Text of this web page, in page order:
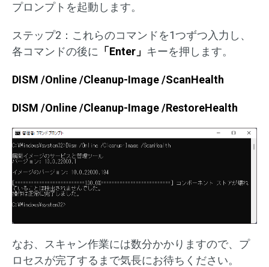
プロンプトを起動します。
ステップ2：これらのコマンドを1つずつ入力し、
各コマンドの後に 「Enter」 キーを押します。
DISM /Online /Cleanup-Image /ScanHealth
DISM /Online /Cleanup-Image /RestoreHealth
なお、スキャン作業には数分かかりますので、プ
ロセスが完了するまで気長にお待ちください。